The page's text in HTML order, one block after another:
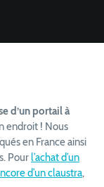
d’un portail à
endroit ! Nous
en France ainsi
Pourl’achat d’un
d’un claustra,